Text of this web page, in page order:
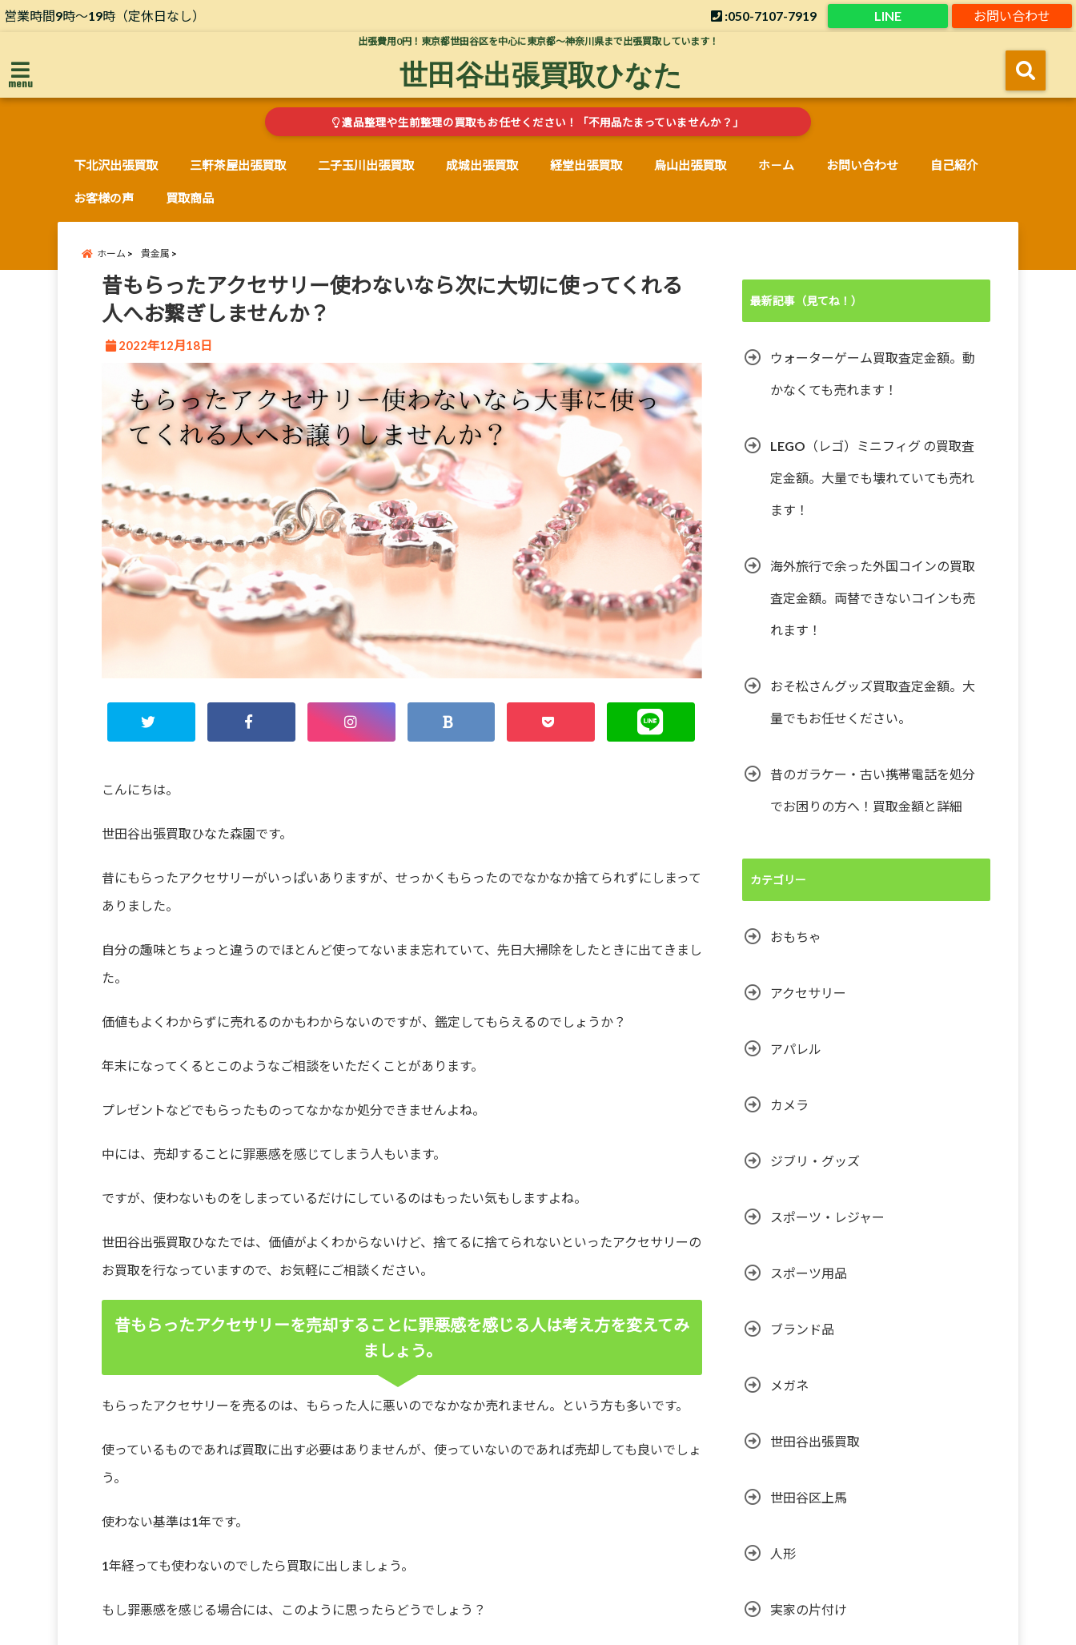
営業時間9時～19時（定休日なし） お問い合わせ
LINE
:050-7107-7919
出張費用0円！東京都世田谷区を中心に東京都～神奈川県まで出張買取しています！
menu 世田谷出張買取ひなた
遺品整理や生前整理の買取もお任せください！「不用品たまっていませんか？」
下北沢出張買取 三軒茶屋出張買取 二子玉川出張買取 成城出張買取 経堂出張買取 烏山出張買取 ホ－ム お問い合わせ 自己紹介
お客様の声 買取商品
ホーム 貴金属
昔もらったアクセサリー使わないなら次に大切に使ってくれる
人へお繋ぎしませんか？
2022年12月18日
こんにちは。
世田谷出張買取ひなた森園です。
昔にもらったアクセサリーがいっぱいありますが、せっかくもらったのでなかなか捨てられずにしまって
ありました。
自分の趣味とちょっと違うのでほとんど使ってないまま忘れていて、先日大掃除をしたときに出てきまし
た。
価値もよくわからずに売れるのかもわからないのですが、鑑定してもらえるのでしょうか？
年末になってくるとこのようなご相談をいただくことがあります。
プレゼントなどでもらったものってなかなか処分できませんよね。
中には、売却することに罪悪感を感じてしまう人もいます。
ですが、使わないものをしまっているだけにしているのはもったい気もしますよね。
世田谷出張買取ひなたでは、価値がよくわからないけど、捨てるに捨てられないといったアクセサリーの
お買取を行なっていますので、お気軽にご相談ください。
昔もらったアクセサリーを売却することに罪悪感を感じる人は考え方を変えてみ
ましょう。
もらったアクセサリーを売るのは、もらった人に悪いのでなかなか売れません。という方も多いです。
使っているものであれば買取に出す必要はありませんが、使っていないのであれば売却しても良いでしょ
う。
使わない基準は1年です。
1年経っても使わないのでしたら買取に出しましょう。
もし罪悪感を感じる場合には、このように思ったらどうでしょう？
最新記事（見てね！）
ウォーターゲーム買取査定金額。動
かなくても売れます！
LEGO（レゴ）ミニフィグ の買取査
定金額。大量でも壊れていても売れ
ます！
海外旅行で余った外国コインの買取
査定金額。両替できないコインも売
れます！
おそ松さんグッズ買取査定金額。大
量でもお任せください。
昔のガラケー・古い携帯電話を処分
でお困りの方へ！買取金額と詳細
カテゴリー
おもちゃ
アクセサリー
アパレル
カメラ
ジブリ・グッズ
スポーツ・レジャー
スポーツ用品
ブランド品
メガネ
世田谷出張買取
世田谷区上馬
人形
実家の片付け